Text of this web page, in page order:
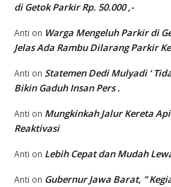
di Getok Parkir Rp. 50.000 ,-
Anti on Warga Mengeluh Parkir di
Jelas Ada Rambu Dilarang Parkir
Anti on Statemen Dedi Mulyadi ‘
Bikin Gaduh Insan Pers .
Anti on Mungkinkah Jalur Kereta
Reaktivasi
Anti on Lebih Cepat dan Mudah
Anti on Gubernur Jawa Barat, ”